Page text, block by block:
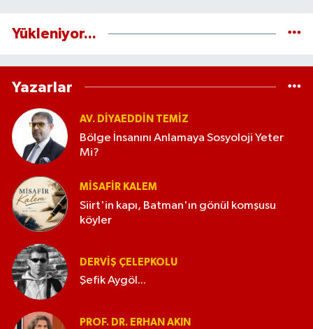
Yükleniyor...
Yazarlar
AV. DIYAEDDIN TEMIZ
Bölge İnsanını Anlamaya Sosyoloji Yeter
Mi?
MISAFIR KALEM
Siirt'in kapı, Batman'ın gönül komşusu
köyler
DERVIŞ ÇELEPKOLU
Şefik Aygöl...
PROF. DR. ERHAN AKIN